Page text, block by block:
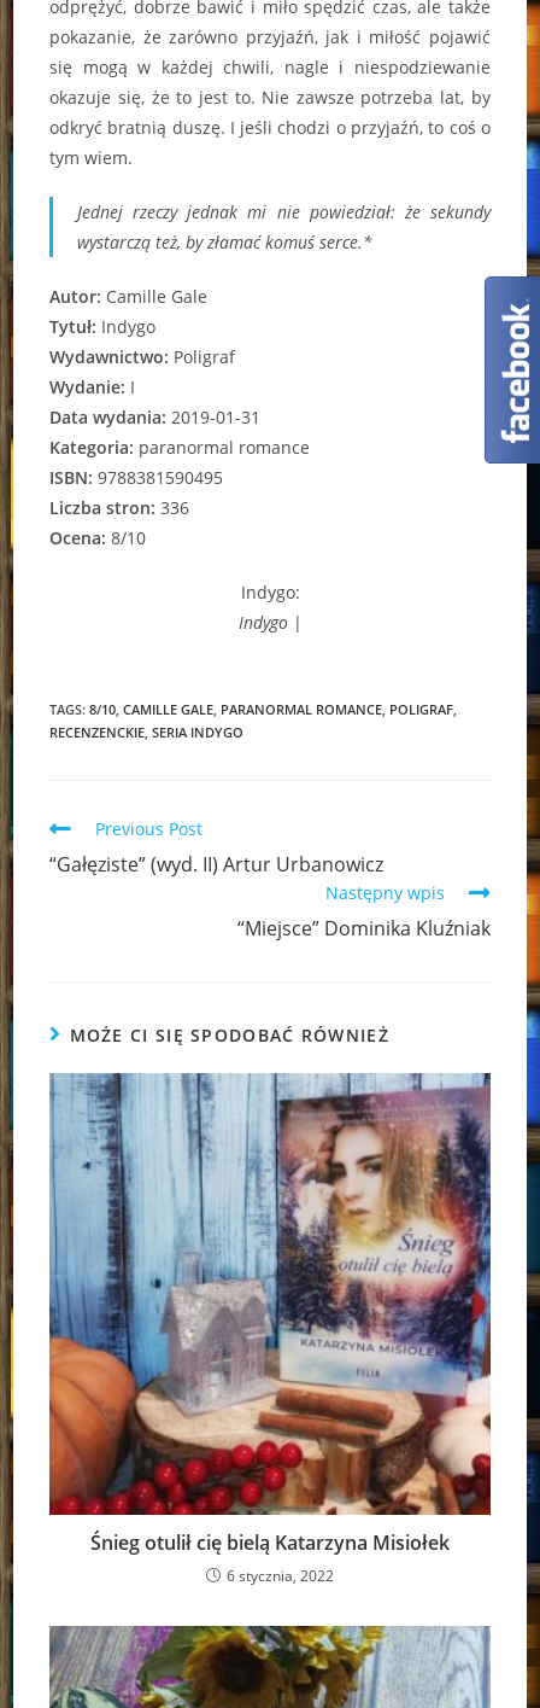
odprężyć, dobrze bawić i miło spędzić czas, ale także
pokazanie, że zarówno przyjaźń, jak i miłość pojawić
się mogą w każdej chwili, nagle i niespodziewanie
okazuje się, że to jest to. Nie zawsze potrzeba lat, by
odkryć bratnią duszę. I jeśli chodzi o przyjaźń, to coś o
tym wiem.
Jednej rzeczy jednak mi nie powiedział: że sekundy
wystarczą też, by złamać komuś serce.*
Autor: Camille Gale
Tytuł: Indygo
Wydawnictwo: Poligraf
Wydanie: I
Data wydania: 2019-01-31
Kategoria: paranormal romance
ISBN: 9788381590495
Liczba stron: 336
Ocena: 8/10
Indygo:
Indygo|
TAGS:8/10, CAMILLE GALE, PARANORMAL ROMANCE, POLIGRAF,
RECENZENCKIE, SERIA INDYGO
Read
more
articles
Previous Post
“Gałęziste” (wyd. II) Artur Urbanowicz
Następny wpis
“Miejsce” Dominika Kluźniak
MOŻE CI SIĘ SPODOBAĆ RÓWNIEŻ
Śnieg otulił cię bielą Katarzyna Misiołek
6 stycznia, 2022